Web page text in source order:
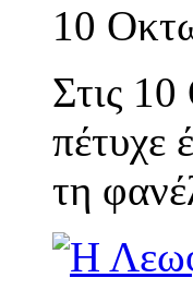
10
Στις
πέτυχε
τη